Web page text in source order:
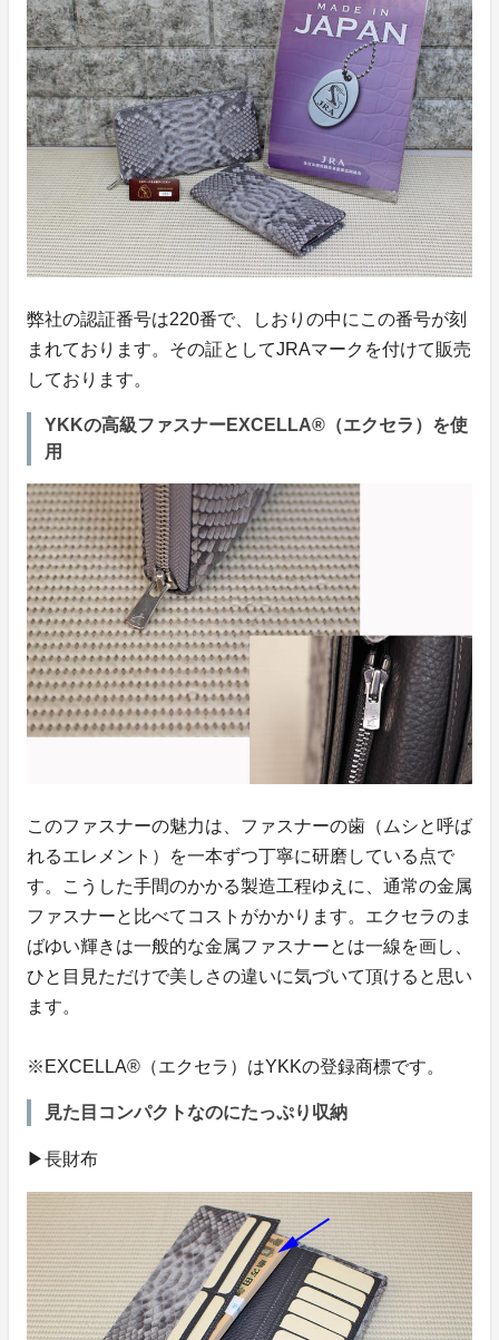
弊社の認証番号は220番で、しおりの中にこの番号が刻
まれております。その証としてJRAマークを付けて販売
しております。
YKKの高級ファスナーEXCELLA®（エクセラ）を使
用
このファスナーの魅力は、ファスナーの歯（ムシと呼ば
れるエレメント）を一本ずつ丁寧に研磨している点で
す。こうした手間のかかる製造工程ゆえに、通常の金属
ファスナーと比べてコストがかかります。エクセラのま
ばゆい輝きは一般的な金属ファスナーとは一線を画し、
ひと目見ただけで美しさの違いに気づいて頂けると思い
ます。
※EXCELLA®（エクセラ）はYKKの登録商標です。
見た目コンパクトなのにたっぷり収納
▶長財布